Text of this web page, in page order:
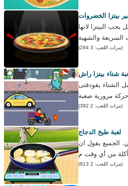
بيتزا الخضروات
البيتزا لانها
(مرات اللعب: 3 294)
شتاء بيتزا راش
الشتاء يقودفتى
(مرات اللعب: 2 392)
لعبة طبخ الدجاج
الجميع يقول ان
(مرات اللعب: 2 813)